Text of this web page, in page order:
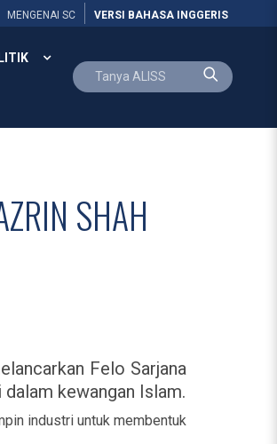
MENGENAI SC VERSI BAHASA INGGERIS
SHAH
Felo Sarjana
kewangan Islam.
industri untuk membentuk